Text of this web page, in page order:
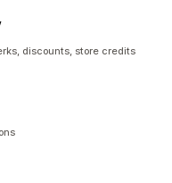
discounts, store credits